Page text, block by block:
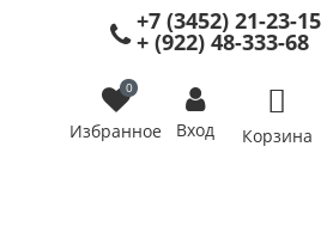
+7 (3452) 21-23-15
+ (922) 48-333-68
0
Избранное Вход Корзина